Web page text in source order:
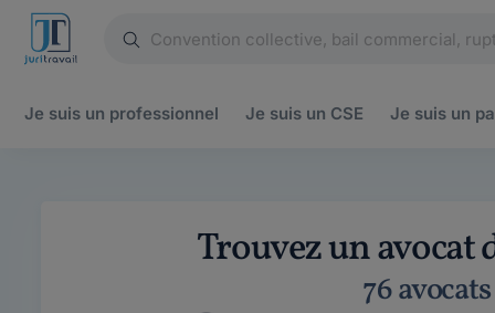
Je suis un professionnel Je suis un CSE Je suis un
Trouvez un avocat
76